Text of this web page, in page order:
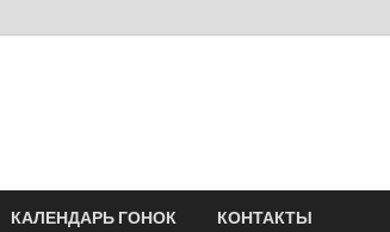
КАЛЕНДАРЬ ГОНОК КОНТАКТЫ